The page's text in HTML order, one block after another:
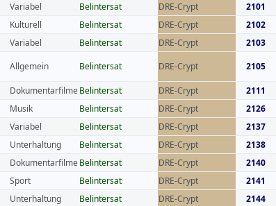
Variabel Belintersat DRE-Crypt 2101
Kulturell Belintersat DRE-Crypt 2102
Variabel Belintersat DRE-Crypt 2103
Allgemein Belintersat DRE-Crypt 2105
DokumentarfilmeBelintersat DRE-Crypt 2111
Musik Belintersat DRE-Crypt 2126
Variabel Belintersat DRE-Crypt 2137
Unterhaltung Belintersat DRE-Crypt 2138
DokumentarfilmeBelintersat DRE-Crypt 2140
Sport Belintersat DRE-Crypt 2141
Unterhaltung Belintersat DRE-Crypt 2144